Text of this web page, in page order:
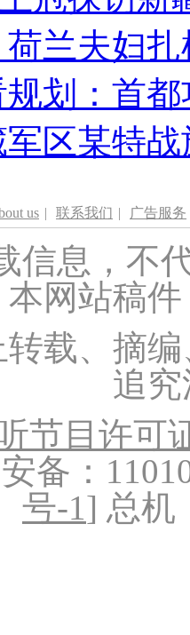
荷兰夫妇
划：首
区某特
us | 联系我们 | 广告服务
信息，不
本网站稿
载、摘
追
节目许可
备：
号-1] 总机